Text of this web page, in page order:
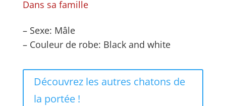
Dans sa famille
– Sexe: Mâle
– Couleur de robe: Black and white
Découvrez les autres chatons de
la portée !